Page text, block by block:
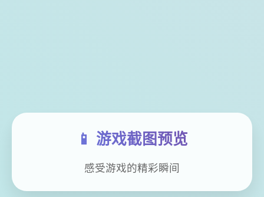
📱 游戏截图预览
感受游戏的精彩瞬间